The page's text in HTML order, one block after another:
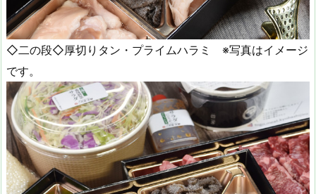
◇二の段◇厚切りタン・プライムハラミ ※写真はイメージ
です。